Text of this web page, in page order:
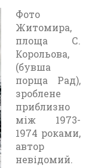
Фото
Житомира,
площа С.
Корольова,
(бувша
порща Рад),
зроблене
приблизно
між 1973-
1974 роками,
автор
невідомий.